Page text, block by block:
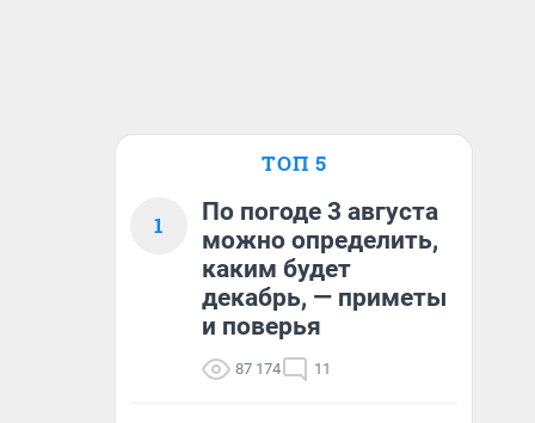
ТОП 5
1
По погоде 3 августа
можно определить,
каким будет
декабрь, — приметы
и поверья
87 174 11